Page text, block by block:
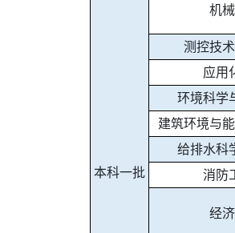
本科一批
机
测控技
应用
环境科学
建筑环境与
给排水科
消防
经